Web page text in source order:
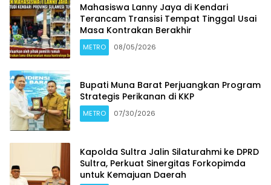
Mahasiswa Lanny Jaya di Kendari
Terancam Transisi Tempat Tinggal Usai
Masa Kontrakan Berakhir
METRO 08/05/2026
Bupati Muna Barat Perjuangkan Program
Strategis Perikanan di KKP
METRO 07/30/2026
Kapolda Sultra Jalin Silaturahmi ke DPRD
Sultra, Perkuat Sinergitas Forkopimda
untuk Kemajuan Daerah